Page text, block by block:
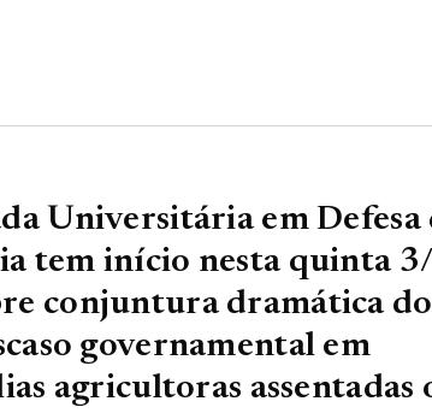
Universitária em Defesa
tem início nesta quinta
conjuntura dramática do
governamental em
agricultoras assentadas